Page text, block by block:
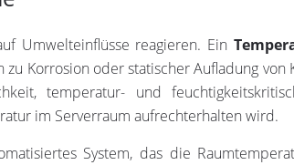
Umwelteinflüsse reagieren. Ein
Korrosion oder statischer Aufladung von
temperatur- und
im Serverraum aufrechterhalten wird.
System, das die